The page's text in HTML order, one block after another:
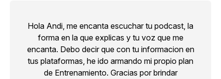
Hola Andi, me encanta escuchar tu podcast, la
forma en la que explicas y tu voz que me
encanta. Debo decir que con tu informacion en
tus plataformas, he ido armando mi propio plan
de Entrenamiento. Gracias por brindar